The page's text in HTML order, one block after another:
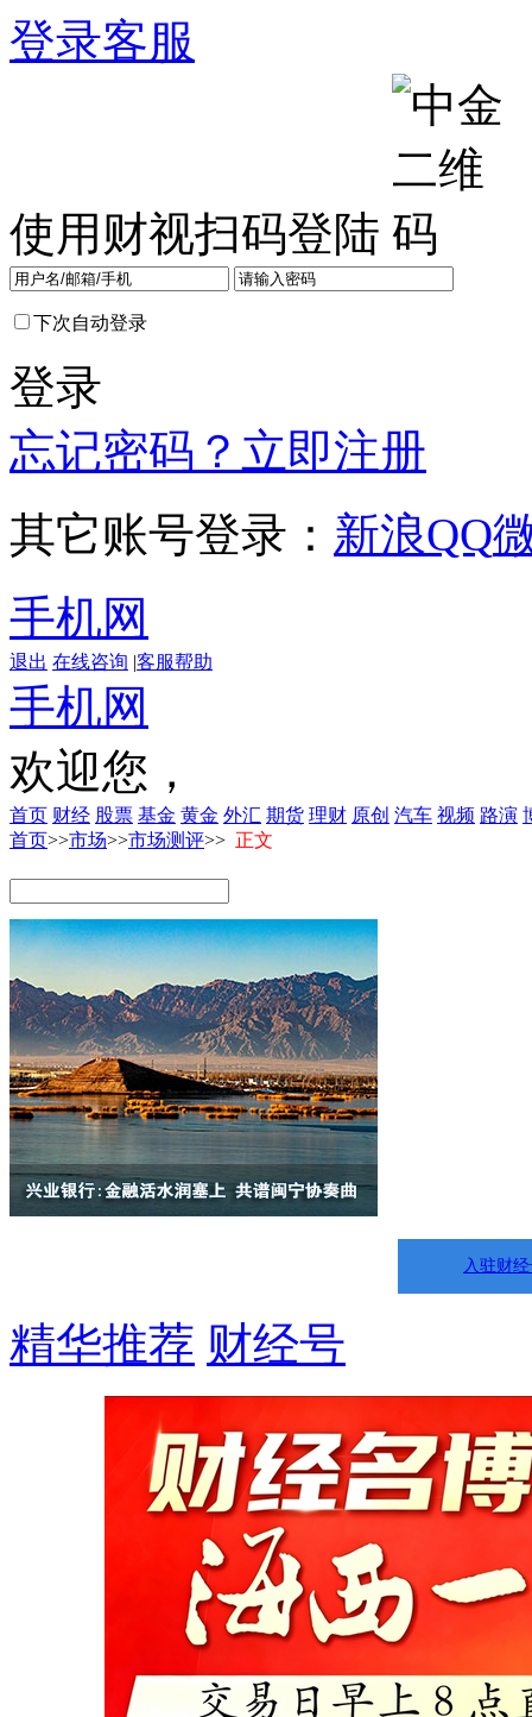
登录客服
使用财视扫码登陆
下次自动登录
登录
忘记密码？ 立即注册
其它账号登录： 新浪QQ
手机网
退出 在线咨询 |客服帮助
手机网
欢迎您，
首页 财经 股票 基金 黄金 外汇 期货 理财 原创 汽车 视频 路演
首页>>市场>>市场测评>> 正文
入驻财
精华推荐 财经号